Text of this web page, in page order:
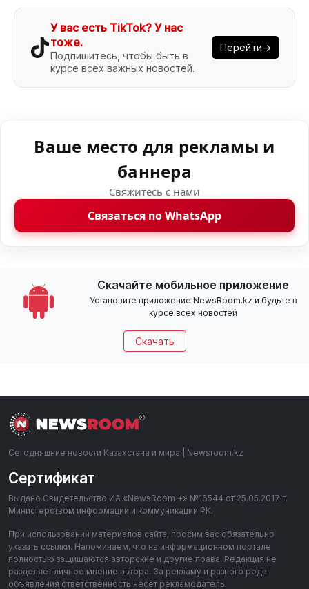
У вас есть TikTok? У нас
тоже.
Подпишитесь, чтобы быть в
курсе всех важных новостей.
Перейти→
Ваше место для рекламы и
баннера
Свяжитесь с нами
Связаться по WhatsApp
Скачайте мобильное приложение
Установите приложение NewsRoom.kz и будьте в
курсе всех новостей
Скачать
Сегодняшние новости Казахстана и мира | Newsroom.kz
Сертификат
Выдано Свидетельство ИА «NewsRoom +» №16544 от 25.05.2017 г.
Министерством информации и коммуникации РК.
При использовании материалов сайта, просим вас обязательно
указать ссылки. Напоминаем, что на информационном портале
полностью защищаются авторские и другие права. Редакция не
разделяет личное мнение автора. За рекламу и разного рода
объявления ответственность несет рекламодатель.